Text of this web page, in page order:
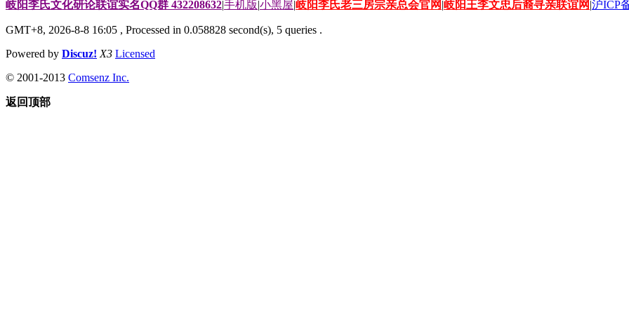
岐阳李氏文化研论联谊实名QQ群 432208632|手机版|小黑屋|岐阳李氏老三房宗亲总会官网|岐阳王李文忠后裔寻亲联谊网|沪ICP
GMT+8, 2026-8-8 16:05 , Processed in 0.058828 second(s), 5 queries .
Powered by Discuz! X3 Licensed
© 2001-2013 Comsenz Inc.
返回顶部